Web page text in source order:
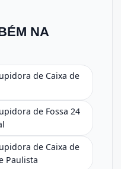
NA
de Caixa de
de Fossa 24
de Caixa de
Paulista